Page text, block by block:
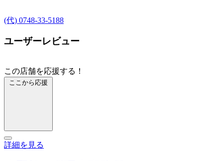
(代) 0748-33-5188
ユーザーレビュー
この店舗を応援する！
ここから応援
詳細を見る